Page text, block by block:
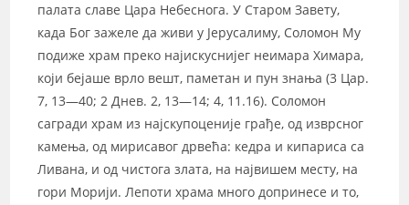
палата славе Цара Небеснога. У Старом Завету,
када Бог зажеле да живи у Јерусалиму, Соломон Му
подиже храм преко најискуснијег неимара Химара,
који бејаше врло вешт, паметан и пун знања (3 Цар.
7, 13—40; 2 Днев. 2, 13—14; 4, 11.16). Соломон
сагради храм из најскупоценије грађе, од изврсног
камења, од мирисавог дрвећа: кедра и кипариса са
Ливана, и од чистога злата, на највишем месту, на
гори Морији. Лепоти храма много допринесе и то,